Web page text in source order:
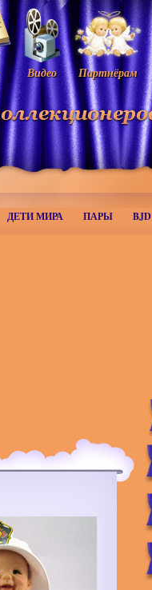
Видео Партнёрам
ДЕТИ МИРА ПАРЫ BJD